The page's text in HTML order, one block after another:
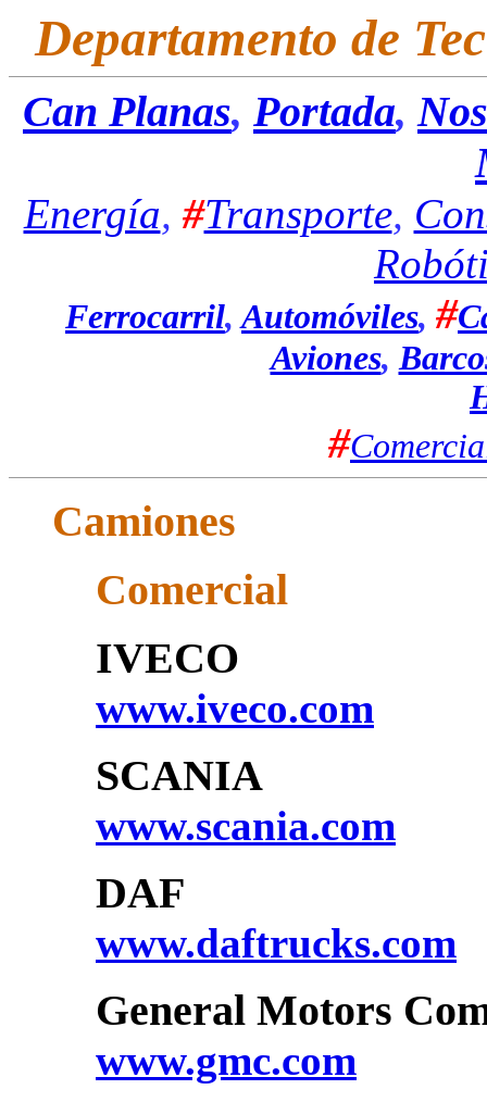
Departamento de
Can Planas, Portada,
Energía, #Transporte,
Ferrocarril,Automóviles, #
Aviones,
#
Camiones
Comercial
IVECO
www.iveco.com
SCANIA
www.scania.com
DAF
www.daftrucks.com
General Motors
www.gmc.com